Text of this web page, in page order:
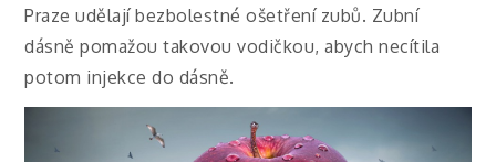
Praze udělají bezbolestné ošetření zubů. Zubní
dásně pomažou takovou vodičkou, abych necítila
potom injekce do dásně.